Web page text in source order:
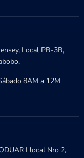
Local PB-3B,
8AM a 12M
I local Nro 2,